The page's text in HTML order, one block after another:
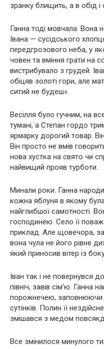
зранку блищить, а в обід і
Ганна тоді мовчала. Вона
Івана — сусідського
передгрозового неба, у
човен та вміння грати на
вистрибувало з грудей.
обіцяв золоті гори, але
ситий не будеш».
Весілля було гучним, на
тумані, а Степан гордо
ярмарку дорогий товар.
Він просто не вмів
нова хустка на свято чи
найвищий прояв турботи.
Минали роки. Ганна
кожна яблуня в якому
найглибшої самотності.
господинею. Село її
приклад. Але щовечора,
вона чула не його рівне
який приносив вітер із
Іван так і не повернувся
північ, завів сім’ю. Ганна
порожнечею, заповнюючи
сутінків. Полин її
змішався з медом
Все змінилося минулого